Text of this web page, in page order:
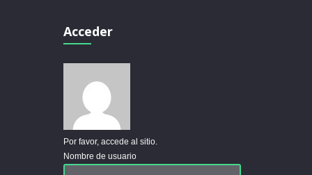
Acceder
Por favor, accede al sitio.
Nombre de usuario